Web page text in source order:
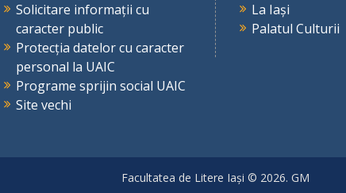
Solicitare informații cu
caracter public
Protecția datelor cu caracter
personal la UAIC
Programe sprijin social UAIC
Site vechi
La Iași
Palatul Culturii
Facultatea de Litere Iași © 2026. GM